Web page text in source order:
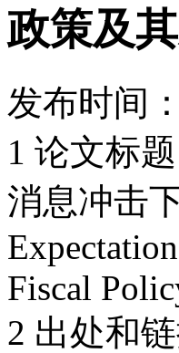
政策及
发布时间：
1 论文标题
消息冲击
Fiscal
2 出处和